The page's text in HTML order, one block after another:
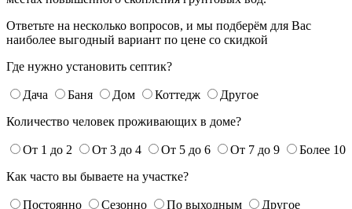
Ответьте на несколько вопросов, и мы подберём для Вас
наиболее выгодный вариант по цене со скидкой
Где нужно установить септик?
Дача Баня Дом Коттедж
Другое
Количество человек проживающих в доме?
От 1 до 2 От 3 до 4 От 5 до 6 От 7 до 9
Более 10
Как часто вы бываете на участке?
Постоянно Сезонно По выходным
Другое